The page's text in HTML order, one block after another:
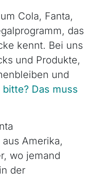
Cola, Fanta,
das
kennt. Bei uns
und Produkte,
und
bitte? Das muss
Amerika,
wo jemand
der